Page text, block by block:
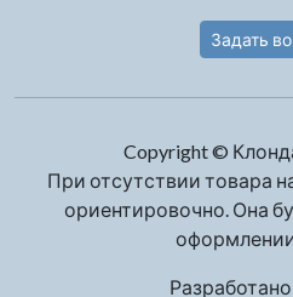
Задать
Copyright ©
При отсутствии товара
ориентировочно. Она
Разработано